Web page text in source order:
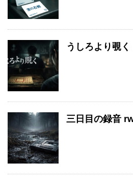
うしろより覗
三日目の録音